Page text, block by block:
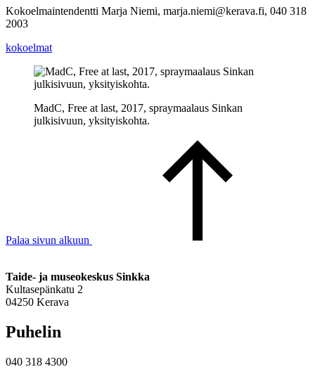
Kokoelmaintendentti Marja Niemi, marja.niemi@kerava.fi, 040 318
2003
kokoelmat
MadC, Free at last, 2017, spraymaalaus Sinkan
julkisivuun, yksityiskohta.
Palaa sivun alkuun
Taide- ja museokeskus Sinkka
Kultasepänkatu 2
04250 Kerava
Puhelin
040 318 4300